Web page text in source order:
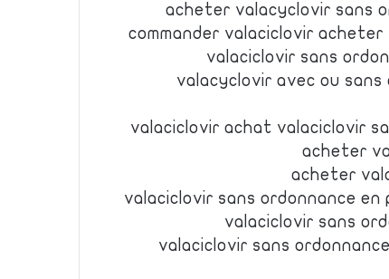
acheter valacyclovir sans
commander valaciclovir
valaciclovir sans
valacyclovir avec ou
valaciclovir achat valaciclovir
acheter
acheter
valaciclovir sans ordonnance
valaciclovir sans
valaciclovir sans